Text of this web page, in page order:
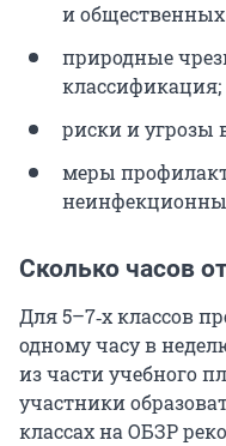
и общественных
природные
классификация;
риски и угрозы
меры
Сколько часов
Для 5–7‑х классов
одному часу в
из части учебного
участники
классах на ОБЗР